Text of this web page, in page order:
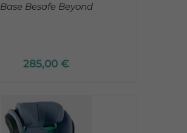
Base Besafe Beyond
285,00€